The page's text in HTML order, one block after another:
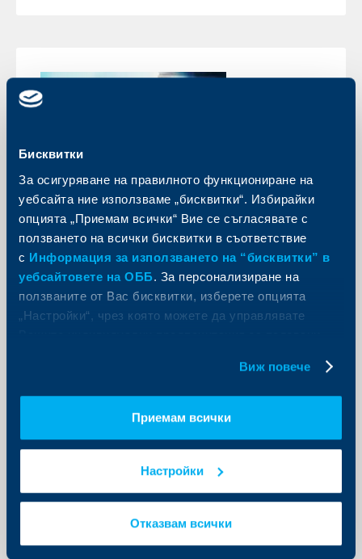
Бисквитки
За осигуряване на правилното функциониране на
уебсайта ние използваме „бисквитки“. Избирайки
опцията „Приемам всички“ Вие се съгласявате с
ползването на всички бисквитки в съответствие
с Информация за използването на “бисквитки” в
уебсайтовете на ОББ. За персонализиране на
ползваните от Вас бисквитки, изберете опцията
„Настройки“, чрез която можете да управлявате
Виж повече
Приемам всички
Настройки
Отказвам всички
Бизнес
Асоциация на банките в България
избра Любомир Дацов за свой
представител в Управителния
съвет на Фонда за гарантиране на
Любомир Дацов влиза в Управителния съвет на
Фонда за гарантиране на влоговете в банките като
представител на Асоциацията на банките в